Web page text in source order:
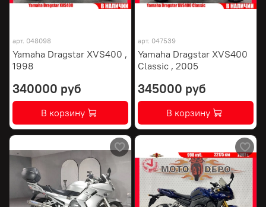
арт. 048098
Yamaha Dragstar XVS400 ,
1998
340000 руб
В корзину
арт. 047539
Yamaha Dragstar XVS400
Classic , 2005
345000 руб
В корзину